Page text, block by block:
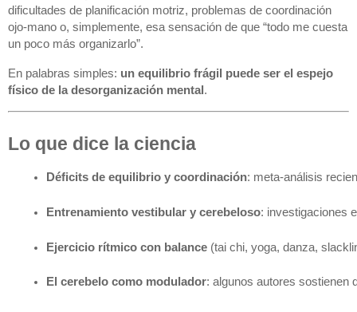
dificultades de planificación motriz, problemas de coordinación
ojo-mano o, simplemente, esa sensación de que “todo me cuesta
un poco más organizarlo”.
En palabras simples: un equilibrio frágil puede ser el espejo
físico de la desorganización mental .
Lo que dice la ciencia
Déficits de equilibrio y coordinación: meta-análisis
Entrenamiento vestibular y cerebeloso: investigaciones
Ejercicio rítmico con balance (tai chi, yoga, danza,
El cerebelo como modulador: algunos autores sostienen